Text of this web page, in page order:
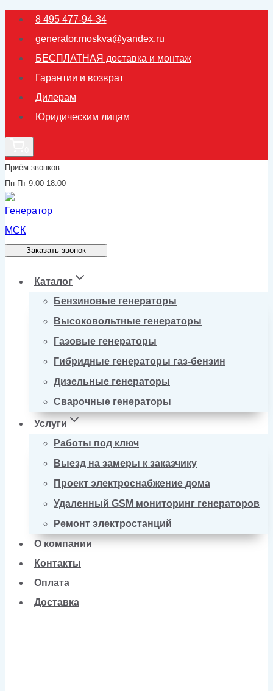
Перейти
содержимому
8 495 477-94-34
generator.moskva@yandex.ru
БЕСПЛАТНАЯ доставка и монтаж
Гарантии и возврат
Дилерам
Юридическим лицам
Приём звонков
Пн-Пт 9:00-18:00
Заказать звонок
Каталог
Бензиновые генераторы
Высоковольтные генераторы
Газовые генераторы
Гибридные генераторы газ-бензин
Дизельные генераторы
Сварочные генераторы
Услуги
Работы под ключ
Выезд на замеры к заказчику
Проект электроснабжение дома
Удаленный GSM мониторинг генераторов
Ремонт электростанций
О компании
Контакты
Оплата
Доставка